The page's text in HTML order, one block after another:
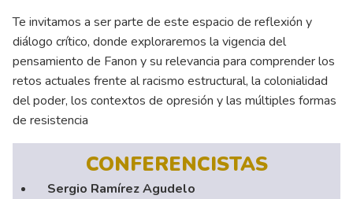
Te invitamos a ser parte de este espacio de reflexión y
diálogo crítico, donde exploraremos la vigencia del
pensamiento de Fanon y su relevancia para comprender los
retos actuales frente al racismo estructural, la colonialidad
del poder, los contextos de opresión y las múltiples formas
de resistencia
CONFERENCISTAS
Sergio Ramírez Agudelo